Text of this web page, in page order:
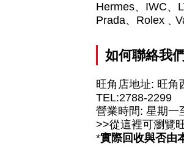
Hermes、IWC、
Prada、
如何聯絡我們
旺角店地址: 旺角
TEL:2788-2299
營業時間: 星期一
>>從這裡可瀏覽
*實際回收與否由